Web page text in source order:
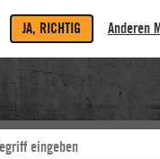
JA, RICHTIG Anderen